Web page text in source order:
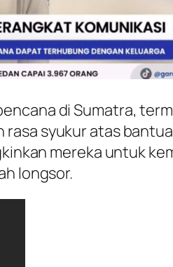
di Sumatra,
syukur atas
mereka untuk
longsor.